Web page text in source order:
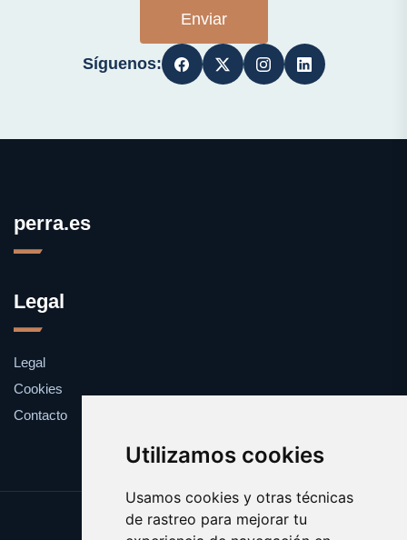
Utilizamos cookies
Usamos cookies y otras técnicas
de rastreo para mejorar tu
Enviar
Síguenos:
perra.es
Legal
Legal
Cookies
Contacto
Update cookies preferences